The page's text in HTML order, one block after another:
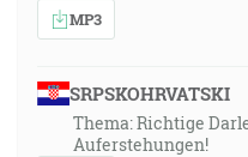
MP3
SRPSKOHRVATSKI
Thema: Richtige
Auferstehungen!